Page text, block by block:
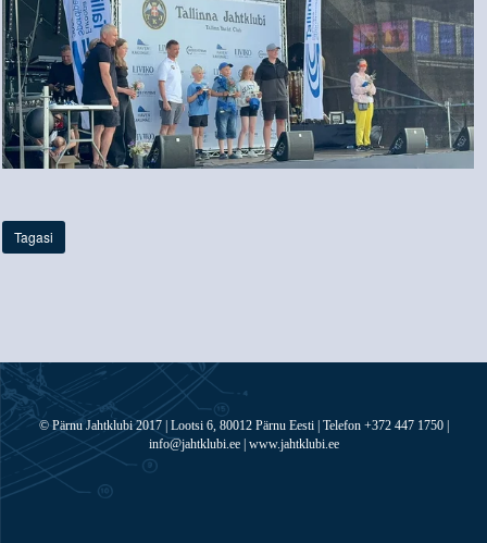
Tagasi
© Pärnu Jahtklubi 2017 | Lootsi 6, 80012 Pärnu Eesti | Telefon +372 447 1750 |
info@jahtklubi.ee | www.jahtklubi.ee